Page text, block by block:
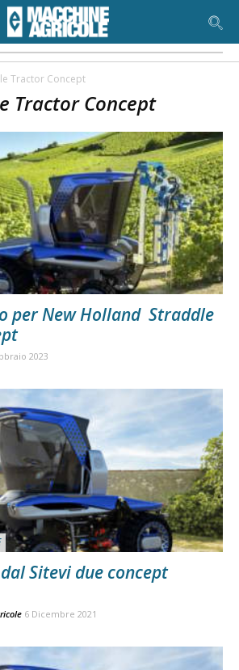
Tractor Concept
Tractor Concept
per New Holland Straddle
2023
Sitevi due concept
6 Dicembre 2021